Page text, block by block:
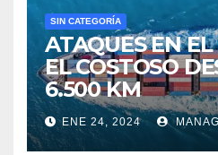
SIN CATEGORÍA
ATAQUES EN
EL COSTOSO
6.500 KM
ENE 24, 2024